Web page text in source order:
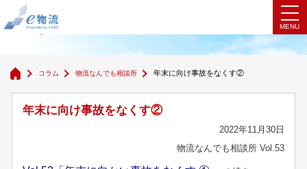
物流なんでも相談所
コラム 物流なんでも相談所 年末に向け事故をなくす②
年末に向け事故をなくす②
2022年11月30日
物流なんでも相談所 Vol.53